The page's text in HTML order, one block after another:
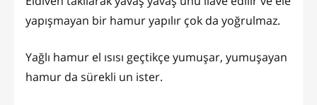
yapışmayan bir hamur yapılır çok da yoğrulmaz.
Yağlı hamur el ısısı geçtikçe yumuşar, yumuşayan
hamur da sürekli un ister.